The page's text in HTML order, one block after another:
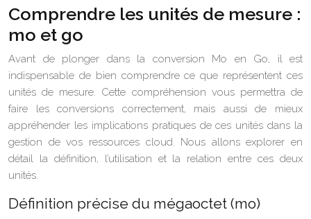
Comprendre les unités de mesure :
mo et go
Avant de plonger dans la conversion Mo en Go, il est
indispensable de bien comprendre ce que représentent ces
unités de mesure. Cette compréhension vous permettra de
faire les conversions correctement, mais aussi de mieux
appréhender les implications pratiques de ces unités dans la
gestion de vos ressources cloud. Nous allons explorer en
détail la définition, l’utilisation et la relation entre ces deux
unités.
Définition précise du mégaoctet (mo)